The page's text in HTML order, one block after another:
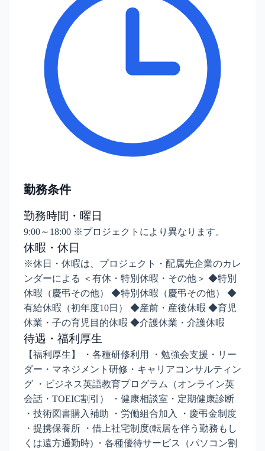
勤務条件
勤務時間・曜日
9:00～18:00 ※プロジェクトにより異なります。
休暇・休日
※休日・休暇は、プロジェクト・配属先企業のカレ
ンダーによる ＜有休・特別休暇・その他＞ ◆特別
休暇（慶弔その他） ◆特別休暇（慶弔その他） ◆
有給休暇（初年度10日） ◆産前・産後休暇 ◆育児
休業・子の育児目的休暇 ◆介護休業・介護休暇
待遇・福利厚生
【福利厚生】 ・各種研修利用 ・勉強会支援・リー
ダー・マネジメント研修・キャリアコンサルティン
グ ・ビジネス英語教育プログラム（オンライン英
会話・TOEIC割引） ・健康相談室・定期健康診断
・技術図書購入補助 ・労働組合加入 ・慶弔金制度
・提携保養所 ・借上社宅制度(転居を伴う勤務もし
くは遠方通勤時) ・各種優待サービス（パソコン割